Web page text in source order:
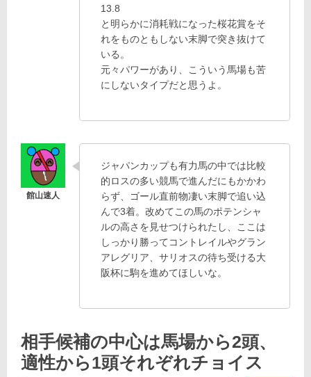
13.8
と明らかに消耗戦になった桜花賞をそ
れをものともしない末脚で突き抜けて
いる。
元々パワーがあり、こういう馬場も苦
にしないタイプだと思うよ。
ジャパンカップも有力馬の中では比較
的ロスの多い競馬で進んだにもかかわ
らず、ゴール直前物凄い末脚で追い込
んで3着。改めてこの馬のポテンシャ
ルの高さを見せつけられたし、ここは
しっかり勝ってコントレイルやグラン
アレグリア、サリオスの待ち受ける大
阪杯に駒を進めてほしいな。
相手候補の中心は馬場から2頭、
適性から1頭それぞれチョイス